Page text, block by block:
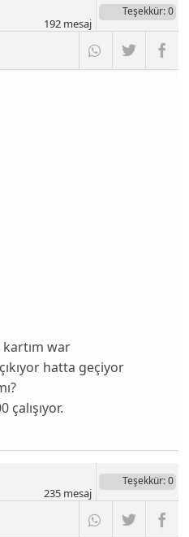
Teşekkür: 0
192mesaj
war
hatta geçiyor
çalışıyor.
Teşekkür: 0
235mesaj